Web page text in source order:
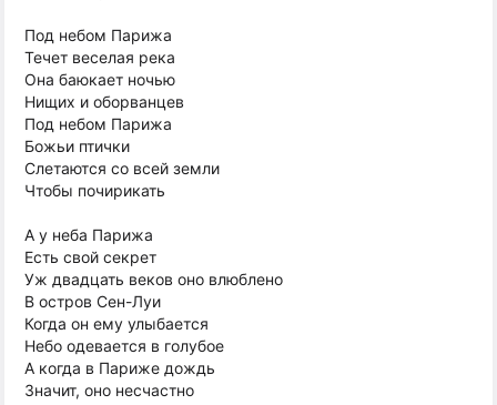
Под небом Парижа
Течет веселая река
Она баюкает ночью
Нищих и оборванцев
Под небом Парижа
Божьи птички
Слетаются со всей земли
Чтобы почирикать
А у неба Парижа
Есть свой секрет
Уж двадцать веков оно влюблено
В остров Сен-Луи
Когда он ему улыбается
Небо одевается в голубое
А когда в Париже дождь
Значит, оно несчастно